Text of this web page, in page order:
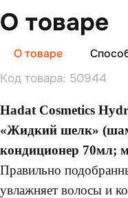
О товаре
О товаре
Код товара: 50944
Hadat Cosmetics
«Жидкий шелк»
кондиционер 70мл;
Правильно
увлажняет волосы и